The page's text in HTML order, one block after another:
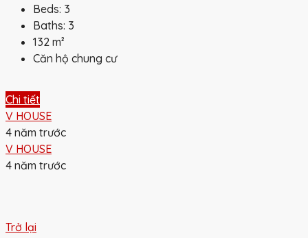
Beds: 3
Baths: 3
132 m²
Căn hộ chung cư
Chi tiết
V HOUSE
4 năm trước
V HOUSE
4 năm trước
Trở lại